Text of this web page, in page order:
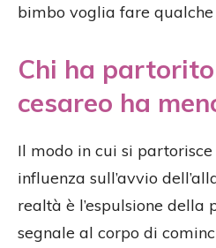
bimbo voglia fare
Chi ha
cesareo ha
Il modo in cui si partorisce
influenza sull’avvio
realtà è l’espulsione della
segnale al corpo di